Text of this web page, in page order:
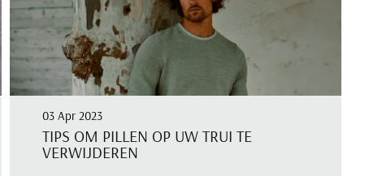
TIPS OM PILLEN OP UW TRUI TE
VERWIJDEREN
03 Apr 2023